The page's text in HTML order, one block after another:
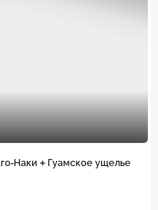
Наки + Гуамское ущелье